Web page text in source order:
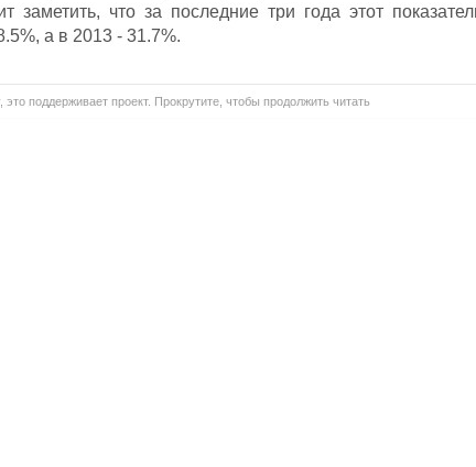
заметить, что за последние три года этот
а в 2013 - 31.7%.
поддерживает проект. Прокрутите, чтобы продолжить читать